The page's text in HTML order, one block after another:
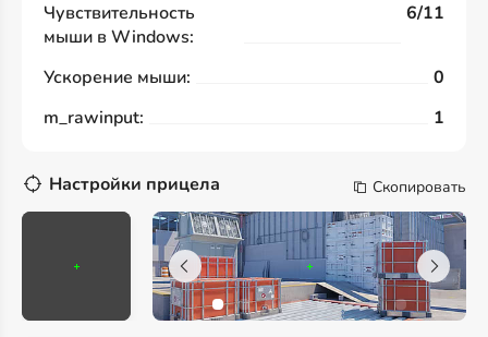
Чувствительность
мыши в Windows:
6/11
Ускорение мыши:
0
m_rawinput:
1
Настройки прицела Скопировать